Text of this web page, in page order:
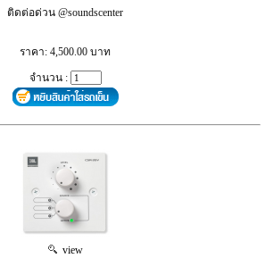
ติดต่อด่วน @soundscenter
ราคา: 4,500.00 บาท
จำนวน :
view